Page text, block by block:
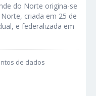
do Norte origina-se
criada em 25 de
e federalizada em
de dados